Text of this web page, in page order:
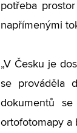
potřeba
napřímenými
„V Česku je
se prováděla
dokumentů
ortofotomapy a